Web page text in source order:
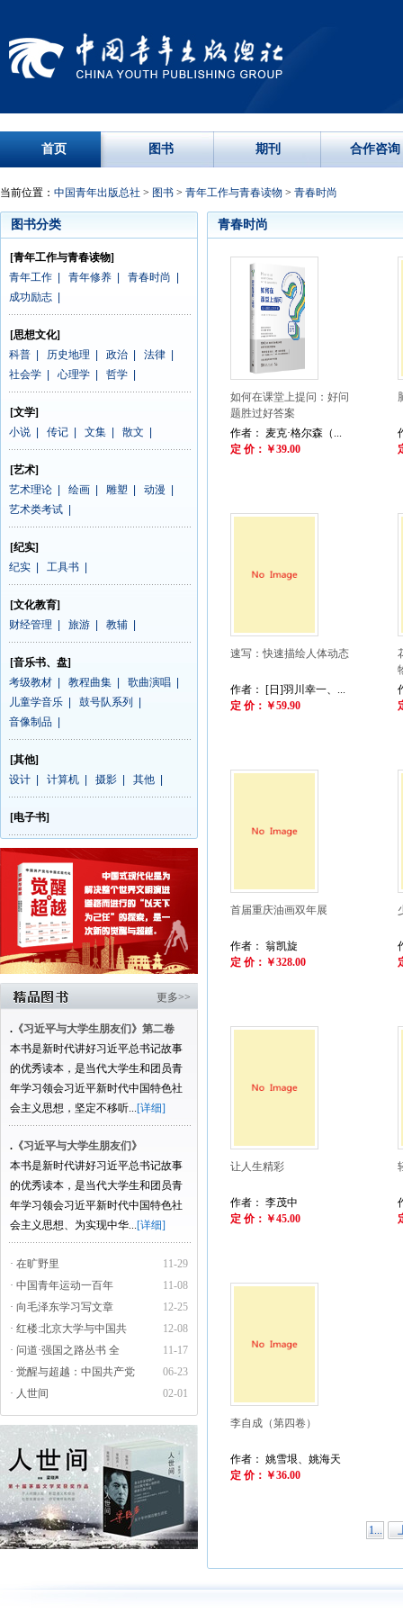
首页 图书 期刊 合作咨询
当前位置： 中国青年出版总社 > 图书 > 青年工作与青春读物 > 青春时尚
图书分类
[青年工作与青春读物]
青年工作
青年修养 青春时尚
成功励志
[思想文化]
科普
历史地理 政治 法律
社会学
心理学 哲学
[文学]
小说
传记 文集 散文
[艺术]
艺术理论
绘画 雕塑 动漫
艺术类考试
[纪实]
纪实
工具书
[文化教育]
财经管理
旅游 教辅
[音乐书、盘]
考级教材
教程曲集 歌曲演唱
儿童学音乐
鼓号队系列
音像制品
[其他]
设计
计算机 摄影 其他
[电子书]
更多>>
. 《习近平与大学生朋友们》第二卷
本书是新时代讲好习近平总书记故事
的优秀读本，是当代大学生和团员青
年学习领会习近平新时代中国特色社
会主义思想，坚定不移听...[详细]
. 《习近平与大学生朋友们》
本书是新时代讲好习近平总书记故事
的优秀读本，是当代大学生和团员青
年学习领会习近平新时代中国特色社
会主义思想、为实现中华...[详细]
11-29
· 在旷野里
11-08
· 中国青年运动一百年
12-25
· 向毛泽东学习写文章
12-08
· 红楼:北京大学与中国共
11-17
· 问道·强国之路丛书 全
06-23
· 觉醒与超越：中国共产党
02-01
· 人世间
青春时尚
如何在课堂上提问：好问
题胜过好答案
作者： 麦克·格尔森（...
定 价：￥39.00
速写：快速描绘人体动态
作者： [日]羽川幸一、...
定 价：￥59.90
首届重庆油画双年展
作者： 翁凯旋
定 价：￥328.00
让人生精彩
作者： 李茂中
定 价：￥45.00
李自成（第四卷）
作者： 姚雪垠、姚海天
定 价：￥36.00
1...